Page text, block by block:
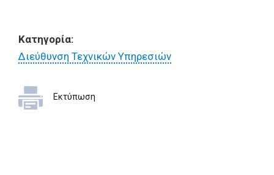
Κατηγορία:
Διεύθυνση Τεχνικών Υπηρεσιών
Εκτύπωση